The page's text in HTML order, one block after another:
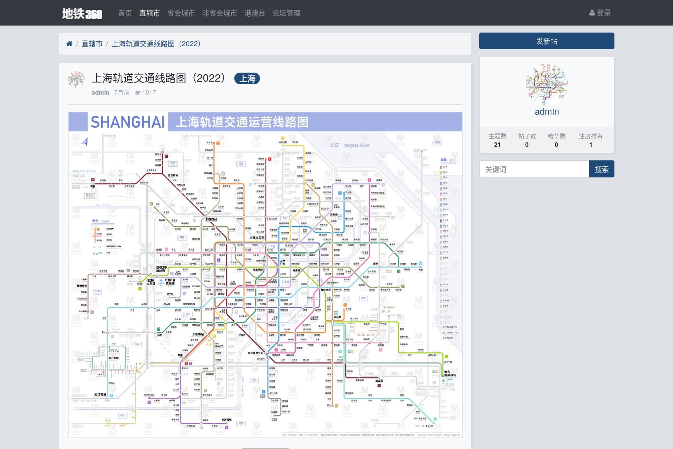
首页 直辖市 省会城市 非省会城市 港澳台 论坛管理 登录
直辖市 上海轨道交通线路图（2022）
上海轨道交通线路图（2022） 上海
admin 7月前 1017
发新帖
admin
主题数
21
帖子数
0
精华数
0
注册排名
1
搜索